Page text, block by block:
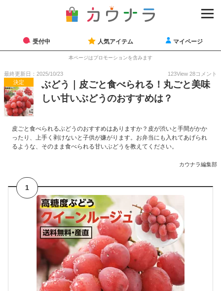
受付中 人気アイテム マイページ
本ページはプロモーションを含みます
最終更新日：2025/10/23 123View 28コメント
決定
ぶどう｜皮ごと食べられる！丸ごと美味
しい甘いぶどうのおすすめは？
皮ごと食べられるぶどうのおすすめはありますか？皮が渋いと手間がかか
ったり、上手く剥けないと子供が嫌がります。お弁当にも入れてあげられ
るような、そのまま食べられる甘いぶどうを教えてください。
カウナラ編集部
1